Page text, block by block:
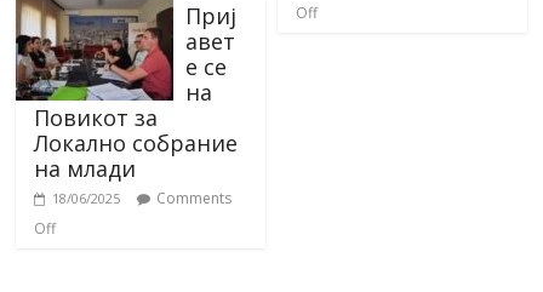
Приј
авет
е се
на
Повикот за
Локално собрание
на млади
18/06/2025
Comments
Off
Off